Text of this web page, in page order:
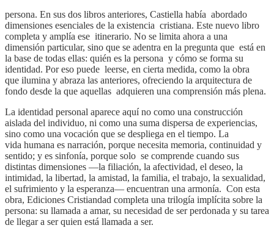
persona. En sus dos libros anteriores, Castiella había abordado
dimensiones esenciales de la existencia cristiana. Este nuevo libro
completa y amplía ese itinerario. No se limita ahora a una
dimensión particular, sino que se adentra en la pregunta que está en
la base de todas ellas: quién es la persona y cómo se forma su
identidad. Por eso puede leerse, en cierta medida, como la obra
que ilumina y abraza las anteriores, ofreciendo la arquitectura de
fondo desde la que aquellas adquieren una comprensión más plena.
La identidad personal aparece aquí no como una construcción
aislada del individuo, ni como una suma dispersa de experiencias,
sino como una vocación que se despliega en el tiempo. La
vida humana es narración, porque necesita memoria, continuidad y
sentido; y es sinfonía, porque solo se comprende cuando sus
distintas dimensiones —la filiación, la afectividad, el deseo, la
intimidad, la libertad, la amistad, la familia, el trabajo, la sexualidad,
el sufrimiento y la esperanza— encuentran una armonía. Con esta
obra, Ediciones Cristiandad completa una trilogía implícita sobre la
persona: su llamada a amar, su necesidad de ser perdonada y su tarea
de llegar a ser quien está llamada a ser.